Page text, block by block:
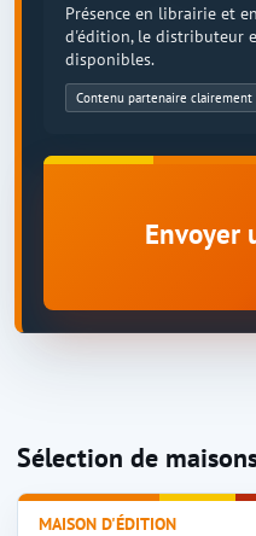
Présence en librairie et
d'édition, le distributeur
disponibles.
Contenu partenaire
Envoyer
Sélection de
MAISON D'ÉDITION